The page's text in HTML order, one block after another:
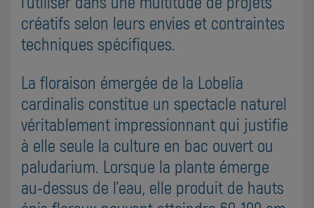
créatifs selon leurs envies et contraintes
techniques spécifiques.
La floraison émergée de la Lobelia
cardinalis constitue un spectacle naturel
véritablement impressionnant qui justifie
à elle seule la culture en bac ouvert ou
paludarium. Lorsque la plante émerge
au-dessus de l'eau, elle produit de hauts